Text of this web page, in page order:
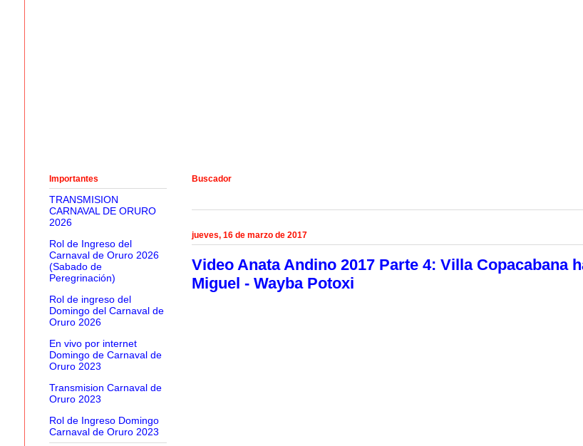
Buscador
jueves, 16 de marzo de 2017
Video Anata Andino 2017 Parte 4: Villa Copacabana
Miguel - Wayba Potoxi
Importantes
TRANSMISION
CARNAVAL DE ORURO
2026
Rol de Ingreso del
Carnaval de Oruro 2026
(Sabado de
Peregrinación)
Rol de ingreso del
Domingo del Carnaval de
Oruro 2026
En vivo por internet
Domingo de Carnaval de
Oruro 2023
Transmision Carnaval de
Oruro 2023
Rol de Ingreso Domingo
Carnaval de Oruro 2023